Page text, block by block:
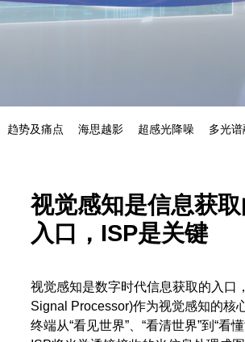
趋势及痛点 海思越影 超感光降噪 多光谱
视觉感知是信息获
入口，ISP是关键
视觉感知是数字时代信息获取的入口
Signal Processor)作为视觉感知的核
终端从“看见世界”、“看清世界”到“看懂